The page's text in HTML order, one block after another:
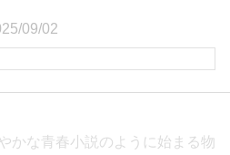
09/02
かな青春小説のように始まる物